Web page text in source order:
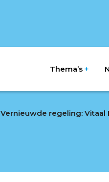
Thema’s
Vernieuwde regeling: Vitaal